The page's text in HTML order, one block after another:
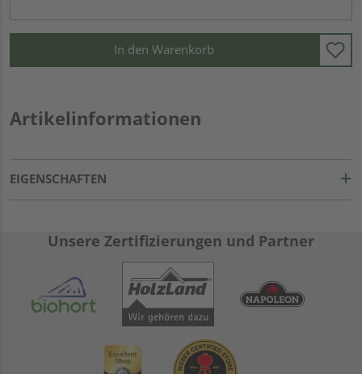
In den Warenkorb
Artikelinformationen
EIGENSCHAFTEN
Unsere Zertifizierungen und Partner